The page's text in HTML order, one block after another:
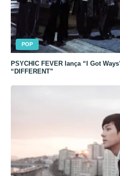
POP
PSYCHIC FEVER lança “I Got
“DIFFERENT”